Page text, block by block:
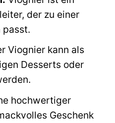
der zu einer
passt.
Viognier kann als
Desserts oder
hochwertiger
Geschenk